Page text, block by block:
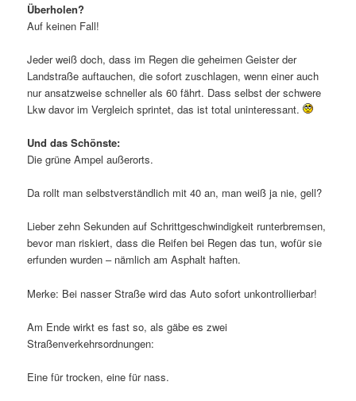
Überholen?
Auf keinen Fall!
Jeder weiß doch, dass im Regen die geheimen Geister der
Landstraße auftauchen, die sofort zuschlagen, wenn einer auch
nur ansatzweise schneller als 60 fährt. Dass selbst der schwere
Lkw davor im Vergleich sprintet, das ist total uninteressant.
Und das Schönste:
Die grüne Ampel außerorts.
Da rollt man selbstverständlich mit 40 an, man weiß ja nie, gell?
Lieber zehn Sekunden auf Schrittgeschwindigkeit runterbremsen,
bevor man riskiert, dass die Reifen bei Regen das tun, wofür sie
erfunden wurden – nämlich am Asphalt haften.
Merke: Bei nasser Straße wird das Auto sofort unkontrollierbar!
Am Ende wirkt es fast so, als gäbe es zwei
Straßenverkehrsordnungen:
Eine für trocken, eine für nass.